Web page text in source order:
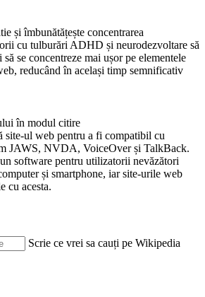
și îmbunătățește concentrarea
cu tulburări ADHD și neurodezvoltare să
să se concentreze mai ușor pe elementele
reducând în același timp semnificativ
în modul citire
site-ul web pentru a fi compatibil cu
JAWS, NVDA, VoiceOver și TalkBack.
software pentru utilizatorii nevăzători
și smartphone, iar site-urile web
cu acesta.
Scrie ce vrei sa cauți pe Wikipedia